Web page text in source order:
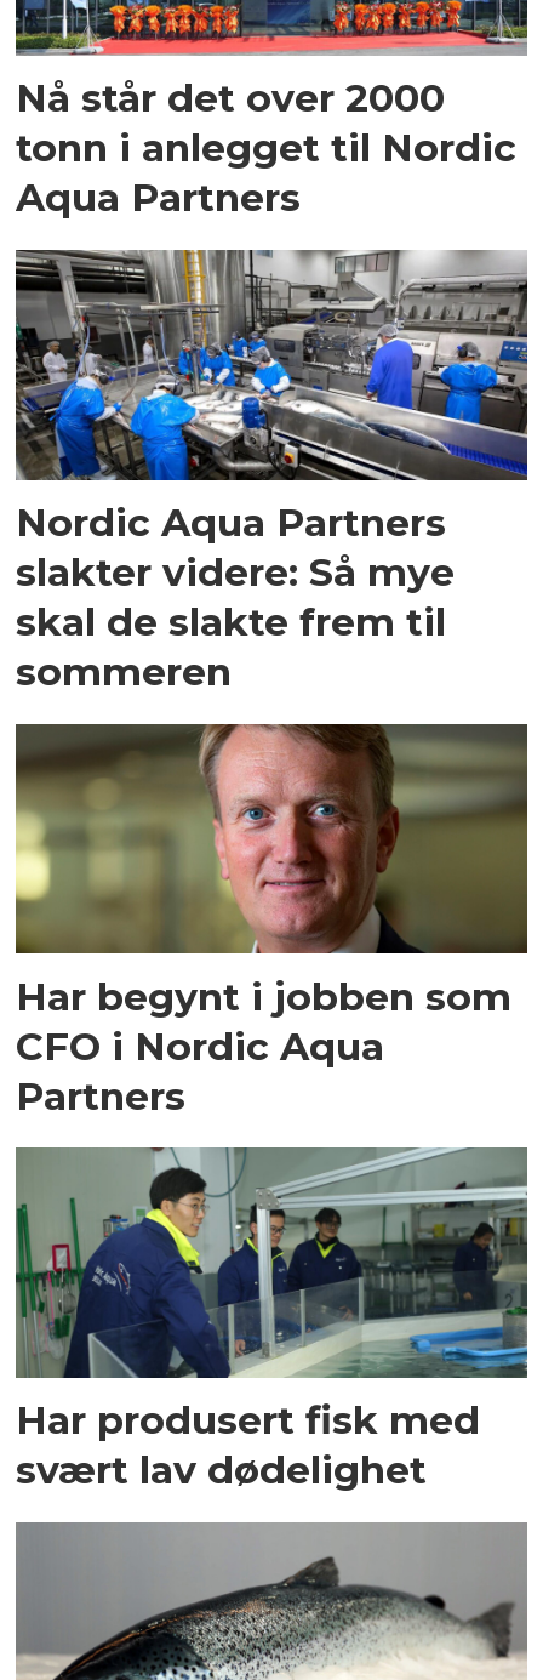
Nå står det over 2000
tonn i anlegget til Nordic
Aqua Partners
Nordic Aqua Partners
slakter videre: Så mye
skal de slakte frem til
sommeren
Har begynt i jobben som
CFO i Nordic Aqua
Partners
Har produsert fisk med
svært lav dødelighet